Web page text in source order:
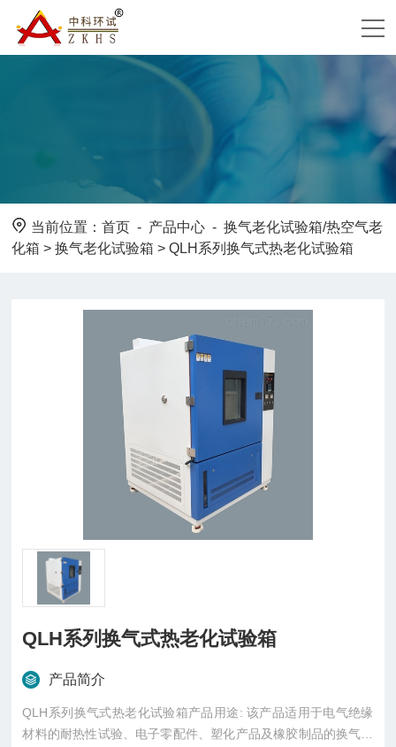
当前位置：首页 - 产品中心 -换气老化试验箱/热空气老
化箱 >换气老化试验箱 > QLH系列换气式热老化试验箱
QLH系列换气式热老化试验箱
产品简介
QLH系列换气式热老化试验箱产品用途: 该产品适用于电气绝缘
材料的耐热性试验、电子零配件、塑化产品及橡胶制品的换气老